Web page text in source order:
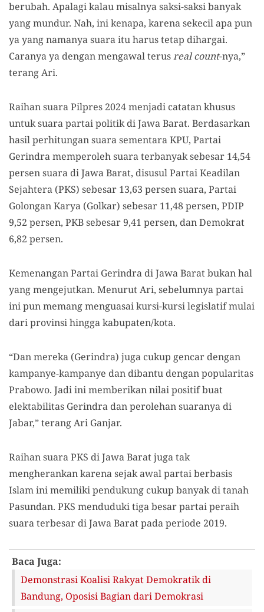
berubah. Apalagi kalau misalnya saksi-saksi banyak
yang mundur. Nah, ini kenapa, karena sekecil apa pun
ya yang namanya suara itu harus tetap dihargai.
Caranya ya dengan mengawal terusreal count-nya,”
terang Ari.
Raihan suara Pilpres 2024 menjadi catatan khusus
untuk suara partai politik di Jawa Barat. Berdasarkan
hasil perhitungan suara sementara KPU, Partai
Gerindra memperoleh suara terbanyak sebesar 14,54
persen suara di Jawa Barat, disusul Partai Keadilan
Sejahtera (PKS) sebesar 13,63 persen suara, Partai
Golongan Karya (Golkar) sebesar 11,48 persen, PDIP
9,52 persen, PKB sebesar 9,41 persen, dan Demokrat
6,82 persen.
Kemenangan Partai Gerindra di Jawa Barat bukan hal
yang mengejutkan. Menurut Ari, sebelumnya partai
ini pun memang menguasai kursi-kursi legislatif mulai
dari provinsi hingga kabupaten/kota.
“Dan mereka (Gerindra) juga cukup gencar dengan
kampanye-kampanye dan dibantu dengan popularitas
Prabowo. Jadi ini memberikan nilai positif buat
elektabilitas Gerindra dan perolehan suaranya di
Jabar,” terang Ari Ganjar.
Raihan suara PKS di Jawa Barat juga tak
mengherankan karena sejak awal partai berbasis
Islam ini memiliki pendukung cukup banyak di tanah
Pasundan. PKS menduduki tiga besar partai peraih
suara terbesar di Jawa Barat pada periode 2019.
Baca Juga:
Demonstrasi Koalisi Rakyat Demokratik di
Bandung, Oposisi Bagian dari Demokrasi